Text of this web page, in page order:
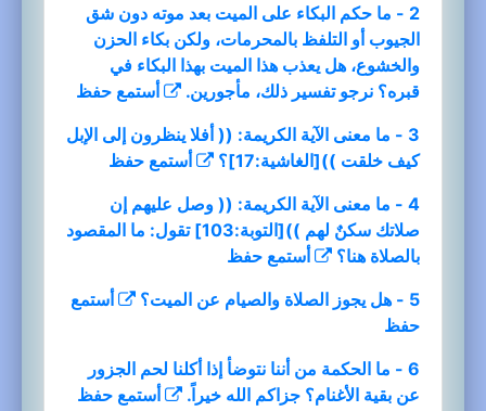
2 - ما حكم البكاء على الميت بعد موته دون شق
الجيوب أو التلفظ بالمحرمات، ولكن بكاء الحزن
والخشوع، هل يعذب هذا الميت بهذا البكاء في
قبره؟ نرجو تفسير ذلك، مأجورين.
أستمع حفظ
3 - ما معنى الآية الكريمة: (( أفلا ينظرون إلى الإبل
كيف خلقت ))[الغاشية:17]؟
أستمع حفظ
4 - ما معنى الآية الكريمة: (( وصل عليهم إن
صلاتك سكنٌ لهم ))[التوبة:103] تقول: ما المقصود
بالصلاة هنا؟
أستمع حفظ
5 - هل يجوز الصلاة والصيام عن الميت؟
أستمع
حفظ
6 - ما الحكمة من أننا نتوضأ إذا أكلنا لحم الجزور
عن بقية الأغنام؟ جزاكم الله خيراً.
أستمع حفظ